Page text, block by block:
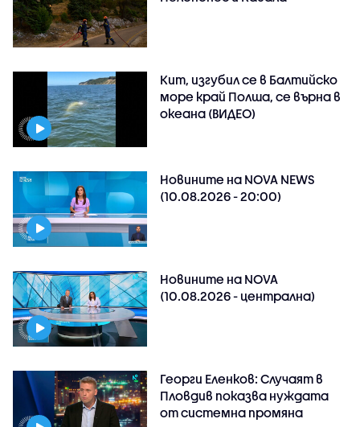
Кит, изгубил се в Балтийско
море край Полша, се върна в
океана (ВИДЕО)
Новините на NOVA NEWS
(10.08.2026 - 20:00)
Новините на NOVA
(10.08.2026 - централна)
Георги Еленков: Случаят в
Пловдив показва нуждата
от системна промяна